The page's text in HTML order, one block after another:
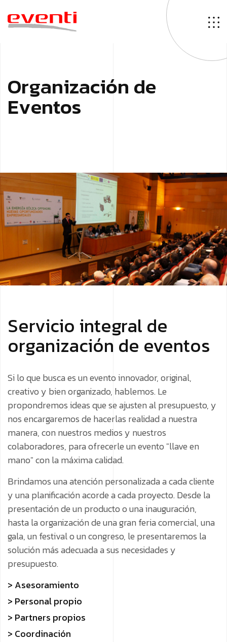
Organización de
Eventos
Servicio integral de
organización de eventos
Si lo que busca es un evento innovador, original,
creativo y bien organizado, hablemos. Le
propondremos ideas que se ajusten al presupuesto, y
nos encargaremos de hacerlas realidad a nuestra
manera, con nuestros medios y nuestros
colaboradores, para ofrecerle un evento "llave en
mano" con la máxima calidad.
Brindamos una atención personalizada a cada cliente
y una planificación acorde a cada proyecto. Desde la
presentación de un producto o una inauguración,
hasta la organización de una gran feria comercial, una
gala, un festival o un congreso, le presentaremos la
solución más adecuada a sus necesidades y
presupuesto.
> Asesoramiento
> Personal propio
> Partners propios
> Coordinación